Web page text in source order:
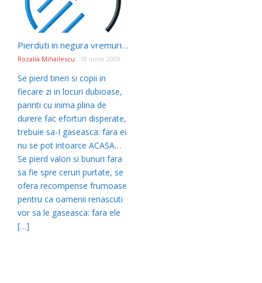
Pierduti in negura vremurilor
Rozalia Mihailescu 18 iunie 2009
Se pierd tineri si copii in
fiecare zi in locuri dubioase,
parinti cu inima plina de
durere fac eforturi disperate,
trebuie sa-I gaseasca: fara ei
nu se pot intoarce ACASA…
Se pierd valori si bunuri fara
sa fie spre ceruri purtate, se
ofera recompense frumoase
pentru ca oamenii renascuti
vor sa le gaseasca: fara ele
[…]